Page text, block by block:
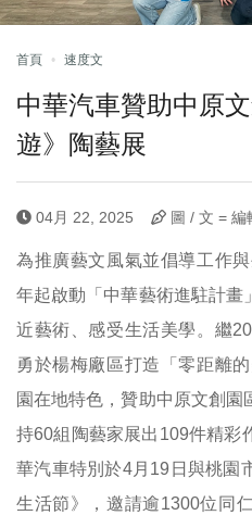
首頁 速度文
中華汽車贊助中原
遊》陶藝展
04月 22, 2025 圖 / 文 = 編
為推廣藝文風氣並倡導工作
年起啟動「中華藝術進駐計畫
近藝術、感受生活美學。繼
勇於楊梅廠區打造「零距離
園在地特色，贊助中原文創
持60組陶藝家展出109件精彩
華汽車特別於4月19日與桃園
生活節》，邀請逾1300位同